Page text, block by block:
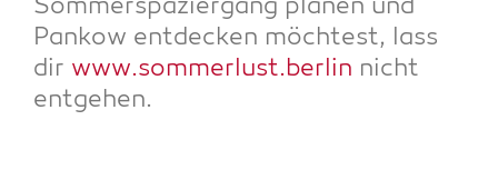
Som­mer­spa­zier­gang pla­nen und
Pan­kow ent­de­cken möch­test, lass
dir www.sommerlust.berlin nicht
entgehen.